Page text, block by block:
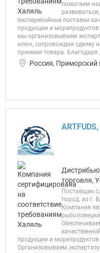
помогаем
бесперебойные поставки
продукции и
мы организовываем
ключ, сопровождая сделку
приемки товара.
Россия,
торговля,
Поставщик
пород. из г.
Компания
продукции и
Организовываем